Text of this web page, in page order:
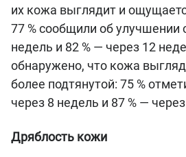
их кожа выглядит и
77 % сообщили об улучшении
недель и 82 % — через 12
обнаружено, что кожа
более подтянутой: 75 %
через 8 недель и 87 % —
Дряблость кожи